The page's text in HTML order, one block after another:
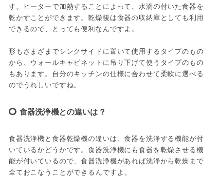
す。ヒーターで加熱することによって、水滴の付いた食器を
乾かすことができます。乾燥後は食器の収納庫としても利用
できるので、とっても便利なんですよ。
形もさまざまでシンクサイドに置いて使用するタイプのもの
から、ウォールキャビネットに吊り下げて使うタイプのもの
もあります。自分のキッチンの仕様に合わせて柔軟に選べる
のでうれしいですね。
食器洗浄機との違いは？
食器洗浄機と食器乾燥機の違いは、食器を洗浄する機能が付
いているかどうかです。食器洗浄機にも食器を乾燥させる機
能が付いているので、食器洗浄機があれば洗浄から乾燥まで
全ておこなうことができるんですよ。